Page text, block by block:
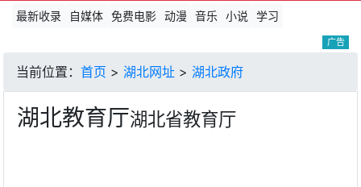
最新收录
自媒体 免费电影 动漫 音乐 小说 学习
广告
当前位置： 首页 > 湖北网址 > 湖北政府
湖北教育厅湖北省教育厅